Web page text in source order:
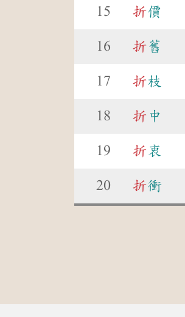
15 折價
16 折 舊
17 折枝
18 折 中
19 折 衷
20 折衝